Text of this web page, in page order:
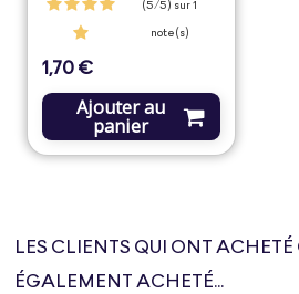
(5/5) sur 1
note(s)
Prix
1,70 €
Ajouter au
panier
LES CLIENTS QUI ONT
ÉGALEMENT ACHETÉ...